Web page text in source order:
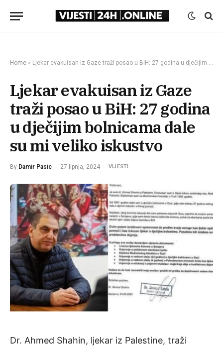
Home » Ljekar evakuisan iz Gaze traži posao u BiH: 27 godina u dječijim bolnicama dale su mi veliko iskustvo
Ljekar evakuisan iz Gaze
traži posao u BiH: 27 godina
u dječijim bolnicama dale
su mi veliko iskustvo
By Damir Pasic 27 lipnja, 2024 VIJESTI
Dr. Ahmed Shahin, ljekar iz Palestine, traži